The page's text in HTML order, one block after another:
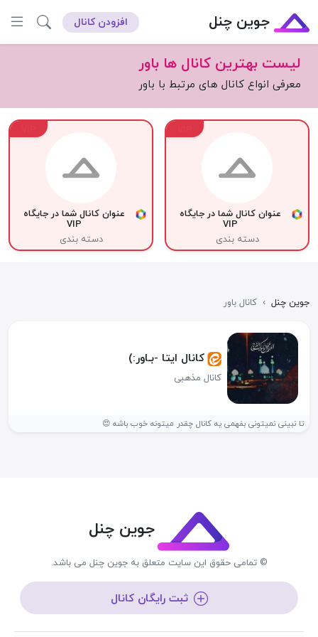
جوین چنل افزودن کانال
لیست بهترین کانال ها باور
معرفی انواع کانال های مرتبط با باور
عنوان کانال شما در جایگاه
VIP
دسته بندی
عنوان کانال شما در جایگاه
VIP
دسته بندی
جوین چنل › کانال باور
کانال ایتا -بـاور‌:)
کانال مذهبی
تا نبینی نمیتونی بفهمی یه کانال چقدر میتونه خوب باشه 😍
جوین چنل
© تمامی حقوق این سایت متعلق به جوین چنل می باشد.
ثبت رایگان کانال